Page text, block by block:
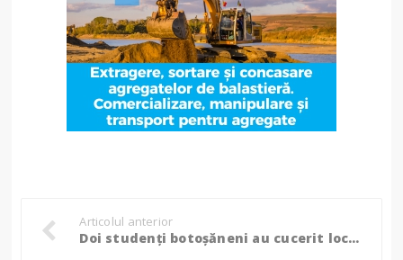
Articolul anterior
Doi studenți botoșăneni au cucerit locul I în Clasamentul General al Cupei Dacia – Prima etapă a CNR 2025! (Foto)